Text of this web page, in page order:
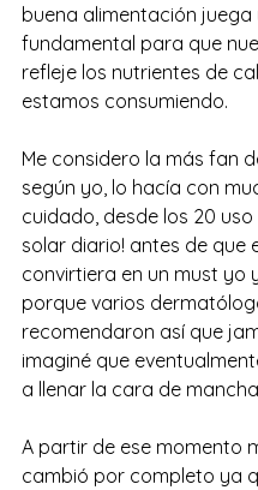
buena alimentación juega
fundamental para que
refleje los nutrientes de
estamos consumiendo.
Me considero la más fan
según yo, lo hacía con
cuidado, desde los 20
solar diario! antes de que
convirtiera en un must yo
porque varios
recomendaron así que
imaginé que
a llenar la cara de
A partir de ese momento
cambió por completo ya